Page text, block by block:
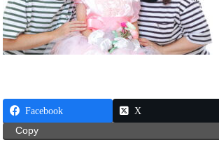
Facebook X
Copy